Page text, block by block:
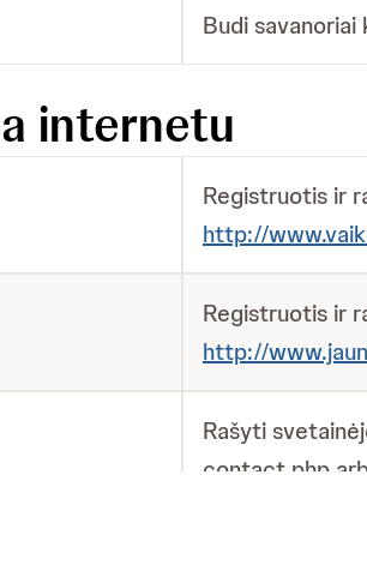
Budi
internetu
Registruotis ir
http://
Registruotis ir
http://
Rašyti
contact.php